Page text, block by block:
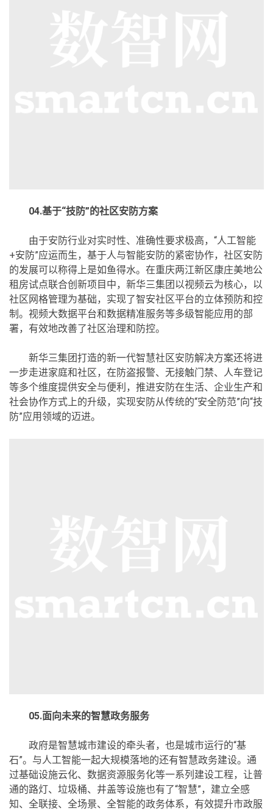
04.基于“技防”的社区安防方案
由于安防行业对实时性、准确性要求极高，“人工智能
+安防”应运而生，基于人与智能安防的紧密协作，社区安防
的发展可以称得上是如鱼得水。在重庆两江新区康庄美地公
租房试点联合创新项目中，新华三集团以视频云为核心，以
社区网格管理为基础，实现了智安社区平台的立体预防和控
制。视频大数据平台和数据精准服务等多级智能应用的部
署，有效地改善了社区治理和防控。
新华三集团打造的新一代智慧社区安防解决方案还将进
一步走进家庭和社区，在防盗报警、无接触门禁、人车登记
等多个维度提供安全与便利，推进安防在生活、企业生产和
社会协作方式上的升级，实现安防从传统的“安全防范”向“技
防”应用领域的迈进。
05.面向未来的智慧政务服务
政府是智慧城市建设的牵头者，也是城市运行的“基
石”。与人工智能一起大规模落地的还有智慧政务建设。通
过基础设施云化、数据资源服务化等一系列建设工程，让普
通的路灯、垃圾桶、井盖等设施也有了“智慧”，建立全感
知、全联接、全场景、全智能的政务体系，有效提升市政服